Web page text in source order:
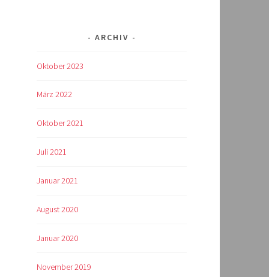
ARCHIV
Oktober 2023
März 2022
Oktober 2021
Juli 2021
Januar 2021
August 2020
Januar 2020
November 2019